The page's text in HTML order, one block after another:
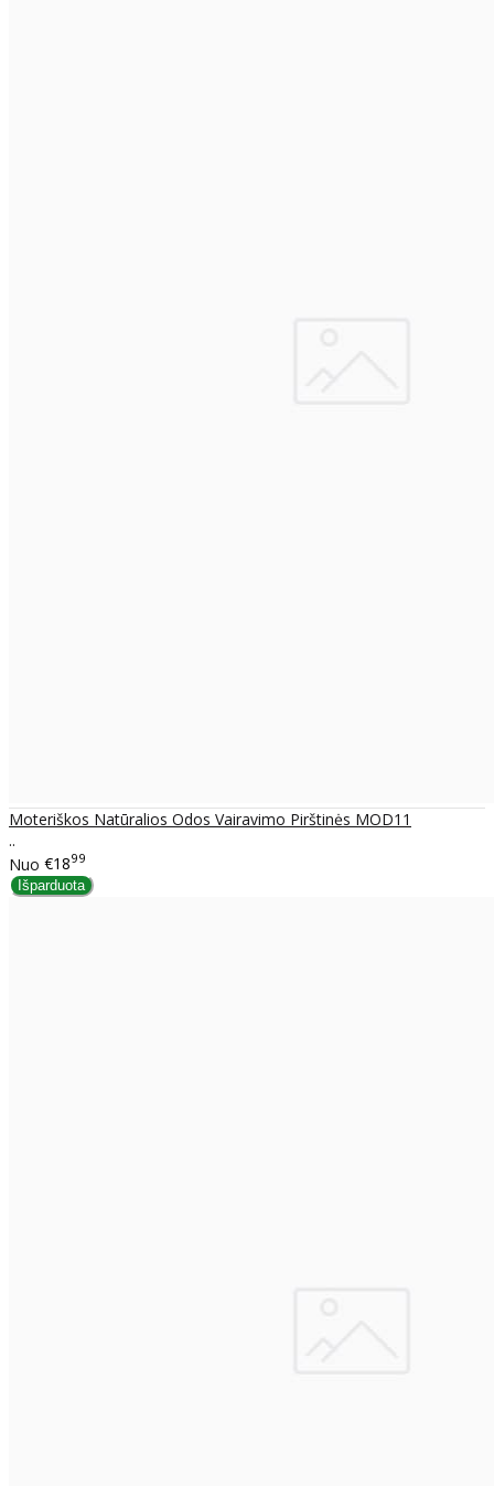
Moteriškos Natūralios Odos Vairavimo Pirštinės MOD11
..
Nuo €1899